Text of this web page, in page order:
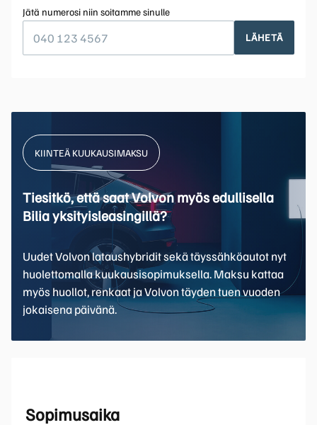
Sopimusaika
Jätä numerosi niin soitamme sinulle
LÄHETÄ
KIINTEÄ KUUKAUSIMAKSU
Tiesitkö, että saat Volvon myös edullisella
Bilia yksityisleasingillä?
Uudet Volvon lataushybridit sekä täyssähköautot nyt
huolettomalla kuukausisopimuksella. Maksu kattaa
myös huollot, renkaat ja Volvon täyden tuen vuoden
jokaisena päivänä.